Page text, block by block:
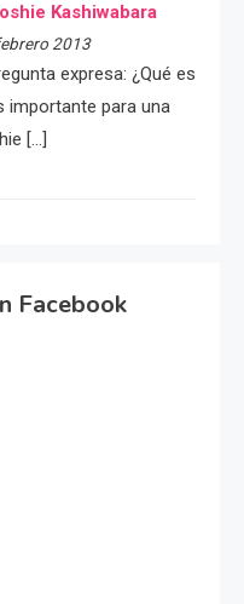
Kashiwabara
2013
expresa: ¿Qué es
importante para una
[…]
Facebook